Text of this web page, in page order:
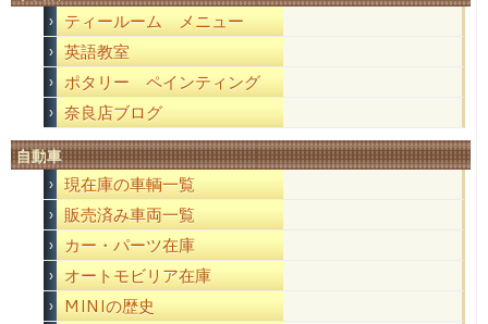
ティールーム メニュー
英語教室
ポタリー ペインティング
奈良店ブログ
自動車
現在庫の車輌一覧
販売済み車両一覧
カー・パーツ在庫
オートモビリア在庫
MINIの歴史